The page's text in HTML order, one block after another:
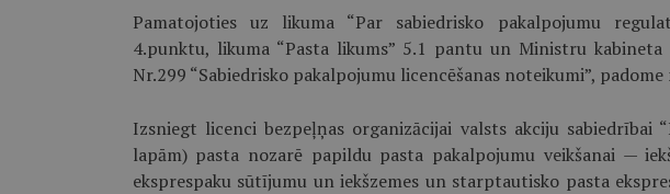
Pamatojoties uz likuma “Par sabiedrisko pakalpojumu
4.punktu, likuma “Pasta likums” 5.1 pantu un Ministru kabineta
Nr.299 “Sabiedrisko pakalpojumu licencēšanas noteikumi”,
Izsniegt licenci bezpeļņas organizācijai valsts akciju sabiedrībai
lapām) pasta nozarē papildu pasta pakalpojumu veikšanai —
eksprespaku sūtījumu un iekšzemes un starptautisko pasta